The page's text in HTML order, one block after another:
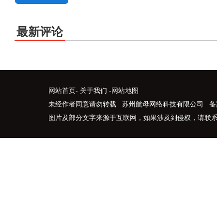
最新评论
网站首页- 关于我们 -网站地图
未经作者同意请勿转载 苏州航母网络科技有限公司 备
图片及部分文字来源于互联网，如果涉及到侵权，请联